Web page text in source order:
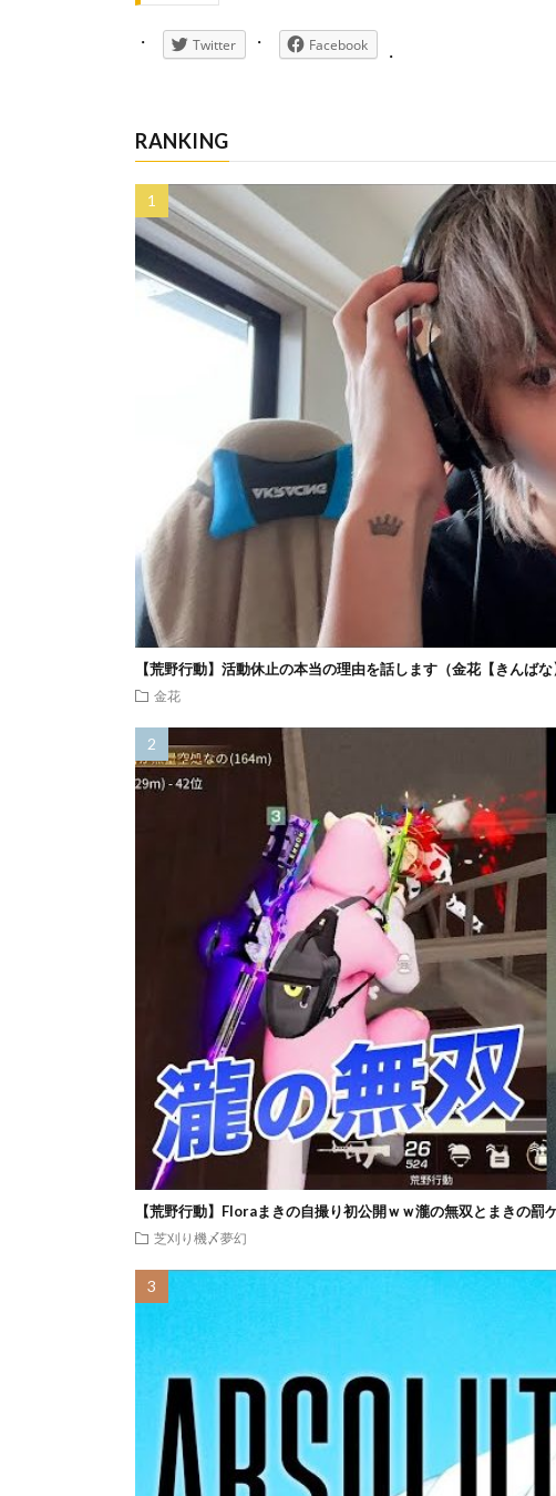
Twitter Facebook
RANKING
【荒野行動】活動休止の本当の理由を話します（金花【きんばな
金花
【荒野行動】Floraまきの自撮り初公開ｗｗ瀧の無双とまきの罰
芝刈り機〆夢幻